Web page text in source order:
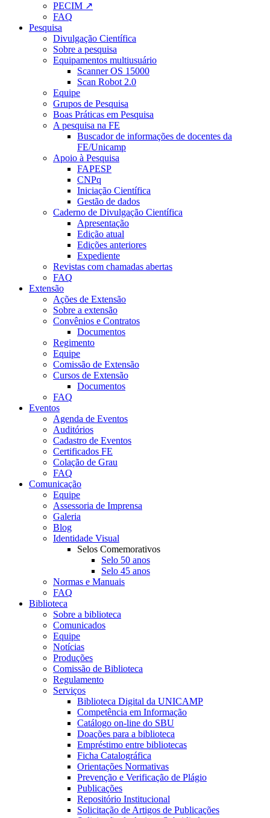
PECIM ↗
FAQ
Pesquisa
Divulgação Científica
Sobre a pesquisa
Equipamentos multiusuário
Scanner OS 15000
Scan Robot 2.0
Equipe
Grupos de Pesquisa
Boas Práticas em Pesquisa
A pesquisa na FE
Buscador de informações de docentes da
FE/Unicamp
Apoio à Pesquisa
FAPESP
CNPq
Iniciação Científica
Gestão de dados
Caderno de Divulgação Científica
Apresentação
Edição atual
Edições anteriores
Expediente
Revistas com chamadas abertas
FAQ
Extensão
Ações de Extensão
Sobre a extensão
Convênios e Contratos
Documentos
Regimento
Equipe
Comissão de Extensão
Cursos de Extensão
Documentos
FAQ
Eventos
Agenda de Eventos
Auditórios
Cadastro de Eventos
Certificados FE
Colação de Grau
FAQ
Comunicação
Equipe
Assessoria de Imprensa
Galeria
Blog
Identidade Visual
Selos Comemorativos
Selo 50 anos
Selo 45 anos
Normas e Manuais
FAQ
Biblioteca
Sobre a biblioteca
Comunicados
Equipe
Notícias
Produções
Comissão de Biblioteca
Regulamento
Serviços
Biblioteca Digital da UNICAMP
Competência em Informação
Catálogo on-line do SBU
Doações para a biblioteca
Empréstimo entre bibliotecas
Ficha Catalográfica
Orientações Normativas
Prevenção e Verificação de Plágio
Publicações
Repositório Institucional
Solicitação de Artigos de Publicações